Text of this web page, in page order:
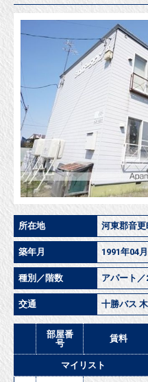
所在地 河東郡音
築年月 1991年04月
種別／階数 アパート
交通 十勝バス
部屋番
号
賃料
マイリスト